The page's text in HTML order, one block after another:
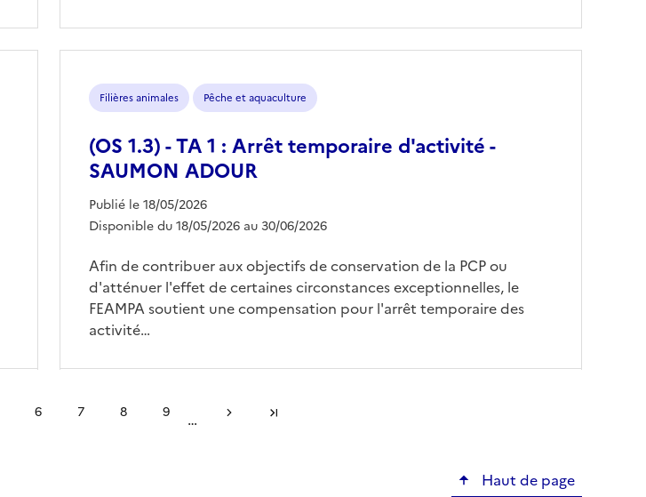
Filières animales Pêche et aquaculture
(OS 1.3) - TA 1 : Arrêt temporaire d'activité -
SAUMON ADOUR
Publié le 18/05/2026
Disponible du 18/05/2026 au 30/06/2026
Afin de contribuer aux objectifs de conservation de la PCP ou
d'atténuer l'effet de certaines circonstances exceptionnelles, le
FEAMPA soutient une compensation pour l'arrêt temporaire des
activité…
6 7 8
Page
9 … Page suivanteDernière page
Haut de page